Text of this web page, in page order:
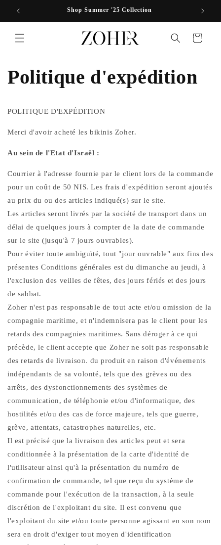
et passer
au
contenu
Shop Summer '25 Collection
Panier
Politique d'expédition
POLITIQUE D'EXPÉDITION
Merci d'avoir acheté les bikinis Zoher.
Au sein de l'Etat d'Israël :
Courrier à l'adresse fournie par le client lors de la commande
pour un coût de 50 NIS. Les frais d'expédition seront ajoutés
au prix du ou des articles indiqué(s) sur le site.
Les articles seront livrés par la société de transport dans un
délai de quelques jours à compter de la date de commande
sur le site (jusqu'à 7 jours ouvrables).
Pour éviter toute ambiguïté, tout "jour ouvrable" aux fins des
présentes Conditions générales est du dimanche au jeudi, à
l'exclusion des veilles de fêtes, des jours fériés et des jours
de sabbat.
Zoher n'est pas responsable de tout acte et/ou omission de la
compagnie maritime, et n'indemnisera pas le client pour les
retards des compagnies maritimes. Sans déroger à ce qui
précède, le client accepte que Zoher ne soit pas responsable
des retards de livraison. du produit en raison d'événements
indépendants de sa volonté, tels que des grèves ou des
arrêts, des dysfonctionnements des systèmes de
communication, de téléphonie et/ou d'informatique, des
hostilités et/ou des cas de force majeure, tels que guerre,
grève, attentats, catastrophes naturelles, etc.
Il est précisé que la livraison des articles peut et sera
conditionnée à la présentation de la carte d'identité de
l'utilisateur ainsi qu'à la présentation du numéro de
confirmation de commande, tel que reçu du système de
commande pour l'exécution de la transaction, à la seule
discrétion de l'exploitant du site. Il est convenu que
l'exploitant du site et/ou toute personne agissant en son nom
sera en droit d'exiger tout moyen d'identification